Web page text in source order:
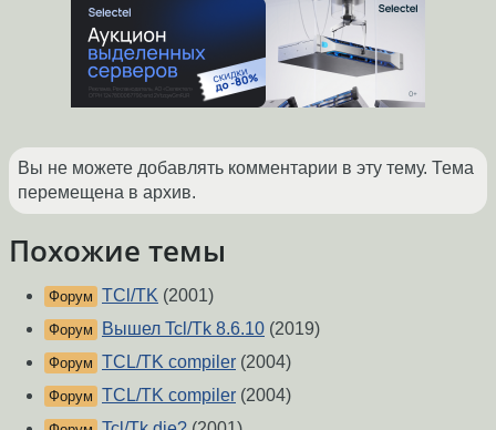
Вы не можете добавлять комментарии в эту тему. Тема
перемещена в архив.
Похожие темы
Форум TCl/TK (2001)
Форум Вышел Tcl/Tk 8.6.10 (2019)
Форум TCL/TK compiler (2004)
Форум TCL/TK compiler (2004)